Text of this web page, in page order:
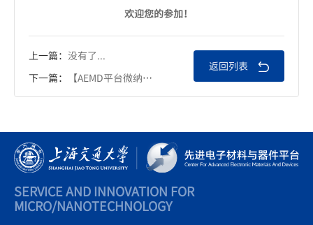
欢迎您的参加！
上一篇： 没有了...
下一篇：
【AEMD平台微纳技术系列讲座】离子束技术：从原理到前沿应用
返回列表
SERVICE AND INNOVATION FOR
MICRO/NANOTECHNOLOGY